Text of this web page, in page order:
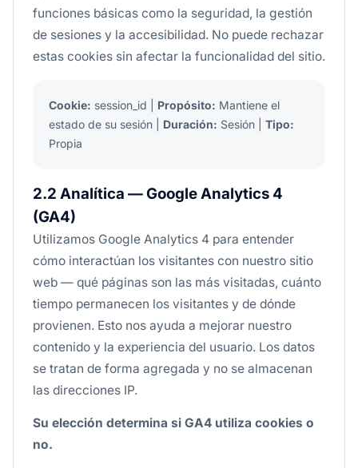
funciones básicas como la seguridad, la gestión
de sesiones y la accesibilidad. No puede rechazar
estas cookies sin afectar la funcionalidad del sitio.
Cookie: session_id | Propósito: Mantiene el
estado de su sesión | Duración: Sesión | Tipo:
Propia
2.2 Analítica — Google Analytics 4
(GA4)
Utilizamos Google Analytics 4 para entender
cómo interactúan los visitantes con nuestro sitio
web — qué páginas son las más visitadas, cuánto
tiempo permanecen los visitantes y de dónde
provienen. Esto nos ayuda a mejorar nuestro
contenido y la experiencia del usuario. Los datos
se tratan de forma agregada y no se almacenan
las direcciones IP.
Su elección determina si GA4 utiliza cookies o
no.